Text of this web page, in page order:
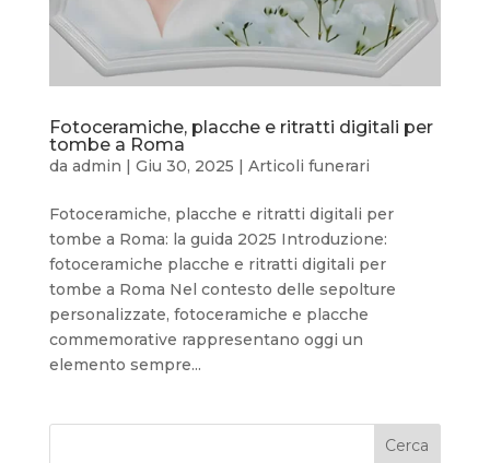
Fotoceramiche, placche e ritratti digitali per
tombe a Roma
da admin | Giu 30, 2025 | Articoli funerari
Fotoceramiche, placche e ritratti digitali per
tombe a Roma: la guida 2025 Introduzione:
fotoceramiche placche e ritratti digitali per
tombe a Roma Nel contesto delle sepolture
personalizzate, fotoceramiche e placche
commemorative rappresentano oggi un
elemento sempre...
Cerca